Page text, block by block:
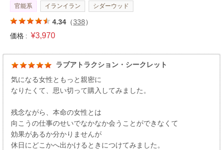
官能系 イランイラン シダーウッド
4.34 （338）
価格 : ¥3,970
ラブアトラクション・シークレット
気になる女性ともっと親密に
なりたくて、思い切って購入してみました。
残念ながら、本命の女性とは
向こうの仕事のせいでなかなか会うことができなくて
効果があるか分かりませんが
休日にどこかへ出かけるときにつけてみました。